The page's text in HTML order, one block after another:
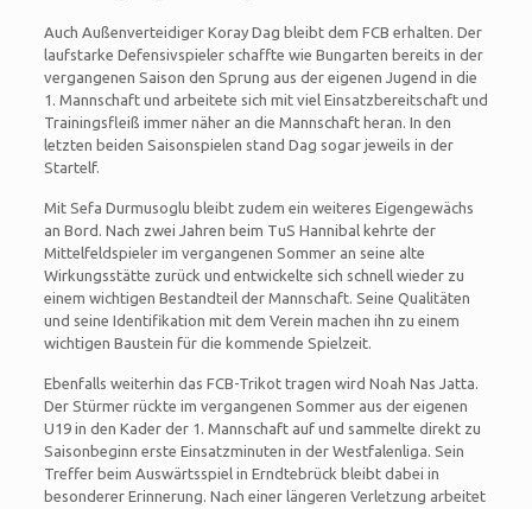
Auch Außenverteidiger Koray Dag bleibt dem FCB erhalten. Der
laufstarke Defensivspieler schaffte wie Bungarten bereits in der
vergangenen Saison den Sprung aus der eigenen Jugend in die
1. Mannschaft und arbeitete sich mit viel Einsatzbereitschaft und
Trainingsfleiß immer näher an die Mannschaft heran. In den
letzten beiden Saisonspielen stand Dag sogar jeweils in der
Startelf.
Mit Sefa Durmusoglu bleibt zudem ein weiteres Eigengewächs
an Bord. Nach zwei Jahren beim TuS Hannibal kehrte der
Mittelfeldspieler im vergangenen Sommer an seine alte
Wirkungsstätte zurück und entwickelte sich schnell wieder zu
einem wichtigen Bestandteil der Mannschaft. Seine Qualitäten
und seine Identifikation mit dem Verein machen ihn zu einem
wichtigen Baustein für die kommende Spielzeit.
Ebenfalls weiterhin das FCB-Trikot tragen wird Noah Nas Jatta.
Der Stürmer rückte im vergangenen Sommer aus der eigenen
U19 in den Kader der 1. Mannschaft auf und sammelte direkt zu
Saisonbeginn erste Einsatzminuten in der Westfalenliga. Sein
Treffer beim Auswärtsspiel in Erndtebrück bleibt dabei in
besonderer Erinnerung. Nach einer längeren Verletzung arbeitet